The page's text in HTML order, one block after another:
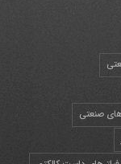
صنعتی